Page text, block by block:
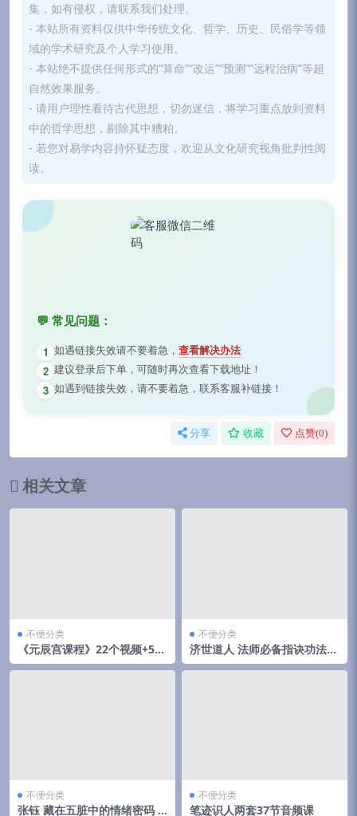
集，如有侵权，请联系我们处理。
- 本站所有资料仅供中华传统文化、哲学、历史、民俗学等领
域的学术研究及个人学习使用。
- 本站绝不提供任何形式的“算命”“改运”“预测”“远程治病”等超
自然效果服务。
- 请用户理性看待古代思想，切勿迷信，将学习重点放到资料
中的哲学思想，剔除其中糟粕。
- 若您对易学内容持怀疑态度，欢迎从文化研究视角批判性阅
读。
💬 常见问题：
1 如遇链接失效请不要着急， 查看解决办法
2 建议登录后下单，可随时再次查看下载地址！
3 如遇到链接失效，请不要着急，联系客服补链接！
分享 收藏 点赞(0)
相关文章
不便分类
《元辰宫课程》22个视频+5讲
义资料
不便分类
济世道人 法师必备指诀功法
(第二期) 百度网盘下载
不便分类
张钰 藏在五脏中的情绪密码 5
不便分类
笔迹识人两套37节音频课